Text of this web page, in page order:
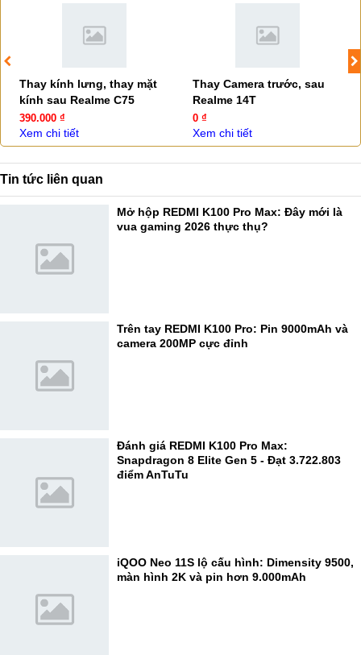
Thay kính lưng, thay mặt
kính sau Realme C75
390.000 ₫
Xem chi tiết
Thay Camera trước, sau
Realme 14T
0 ₫
Xem chi tiết
Tin tức liên quan
Mở hộp REDMI K100 Pro Max: Đây mới là
vua gaming 2026 thực thụ?
Trên tay REDMI K100 Pro: Pin 9000mAh và
camera 200MP cực đỉnh
Đánh giá REDMI K100 Pro Max:
Snapdragon 8 Elite Gen 5 - Đạt 3.722.803
điểm AnTuTu
iQOO Neo 11S lộ cấu hình: Dimensity 9500,
màn hình 2K và pin hơn 9.000mAh